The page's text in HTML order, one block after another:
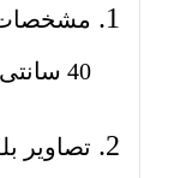
40 سانتی‌متر